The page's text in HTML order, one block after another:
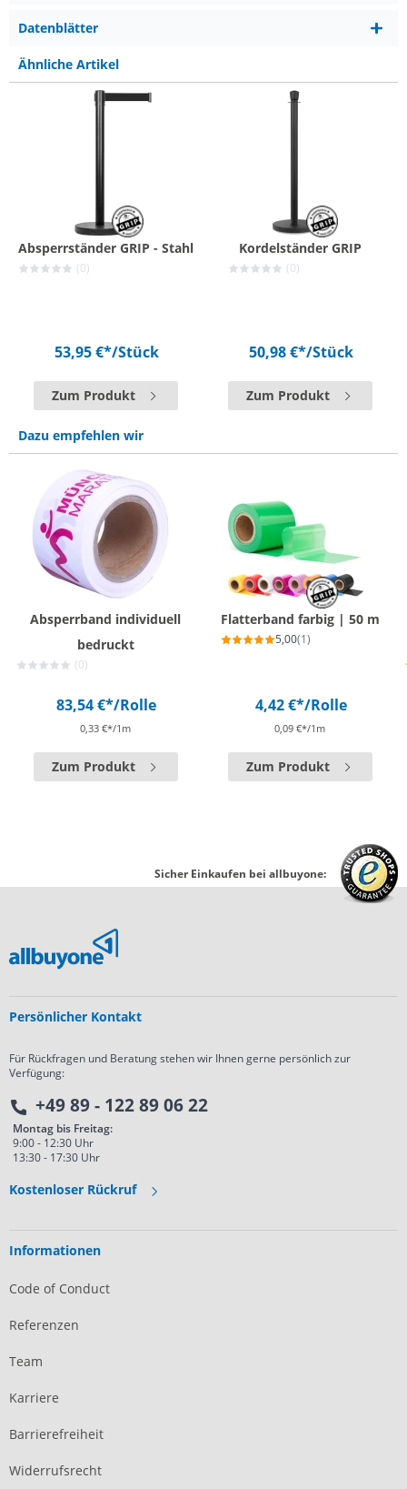
Datenblätter
Ähnliche Artikel
Absperrständer GRIP - Stahl
(0)
53,95 €*/Stück
Zum Produkt
Kordelständer GRIP
(0)
50,98 €*/Stück
Zum Produkt
Dazu empfehlen wir
Absperrband individuell
bedruckt
(0)
83,54 €*/Rolle
0,33 €*/1m
Zum Produkt
Flatterband farbig | 50 m
5,00(1)
4,42 €*/Rolle
0,09 €*/1m
Zum Produkt
Sicher Einkaufen bei allbuyone:
Persönlicher Kontakt
Für Rückfragen und Beratung stehen wir Ihnen gerne persönlich zur
Verfügung:
+49 89 - 122 89 06 22
Montag bis Freitag:
9:00 - 12:30 Uhr
13:30 - 17:30 Uhr
Kostenloser Rückruf
Informationen
Code of Conduct
Referenzen
Team
Karriere
Barrierefreiheit
Widerrufsrecht